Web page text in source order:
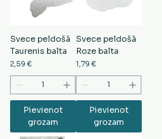
Svece peldošā
Taurenis balta
Cena
2,59 €
Pievienot
grozam
Svece peldošā
Roze balta
Cena
1,79 €
Pievienot
grozam